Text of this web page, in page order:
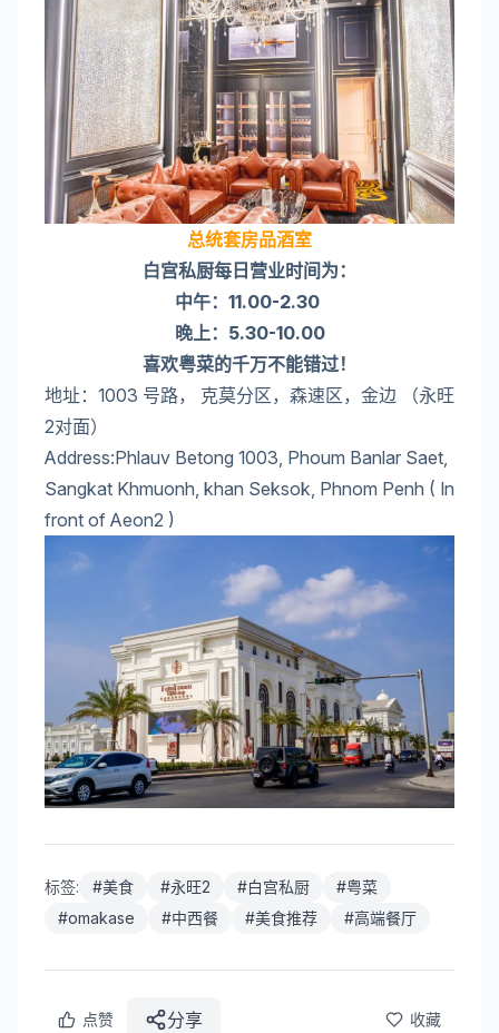
总统套房品酒室
白宫私厨每日营业时间为：
中午：11.00-2.30
晚上：5.30-10.00
喜欢粤菜的千万不能错过！
地址：1003 号路， 克莫分区，森速区，金边 （永旺
2对面）
Address:Phlauv Betong 1003, Phoum Banlar Saet,
Sangkat Khmuonh, khan Seksok, Phnom Penh ( In
front of Aeon2 )
标签: #美食 #永旺2 #白宫私厨 #粤菜
#omakase #中西餐 #美食推荐 #高端餐厅
点赞 分享 收藏